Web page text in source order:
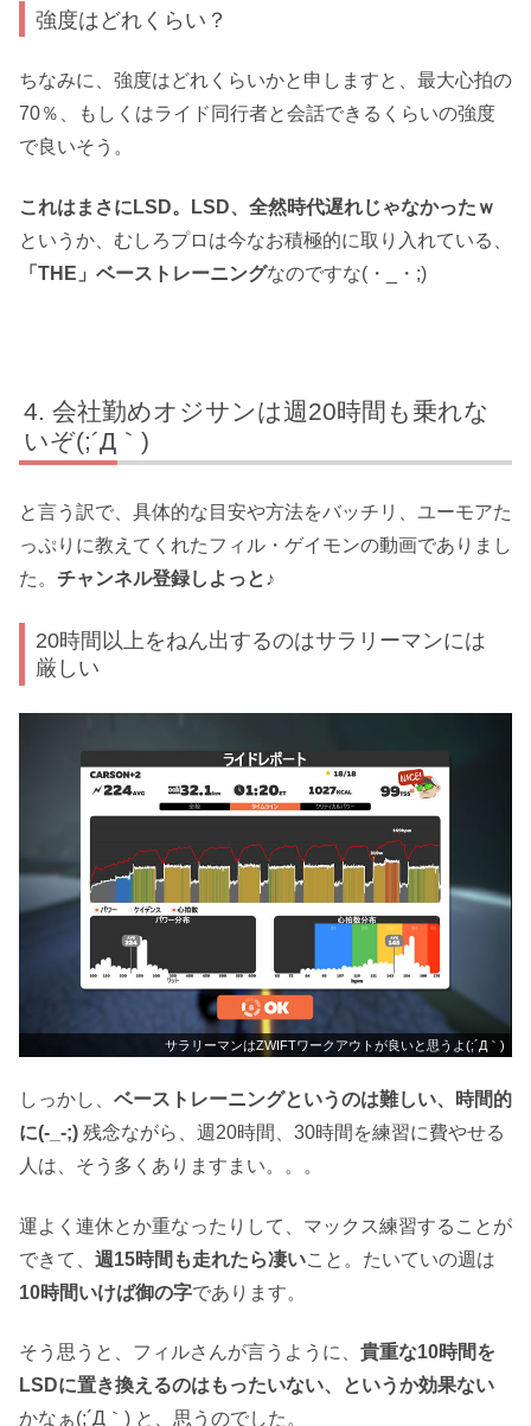
強度はどれくらい？
ちなみに、強度はどれくらいかと申しますと、最大心拍の
70％、もしくはライド同行者と会話できるくらいの強度
で良いそう。
これはまさにLSD。LSD、全然時代遅れじゃなかったｗ
というか、むしろプロは今なお積極的に取り入れている、
「THE」ベーストレーニングなのですな(・_・;)
会社勤めオジサンは週20時間も乗れな
いぞ(;´Д｀)
と言う訳で、具体的な目安や方法をバッチリ、ユーモアた
っぷりに教えてくれたフィル・ゲイモンの動画でありまし
た。 チャンネル登録しよっと♪
20時間以上をねん出するのはサラリーマンには
厳しい
サラリーマンはZWIFTワークアウトが良いと思うよ(;´Д｀)
しっかし、 ベーストレーニングというのは難しい、時間的
に(-_-;) 残念ながら、週20時間、30時間を練習に費やせる
人は、そう多くありますまい。。。
運よく連休とか重なったりして、マックス練習することが
できて、 週15時間も走れたら凄いこと。たいていの週は
10時間いけば御の字であります。
そう思うと、フィルさんが言うように、 貴重な10時間を
LSDに置き換えるのはもったいない、というか効果ない
かなぁ(;´Д｀) と、思うのでした。